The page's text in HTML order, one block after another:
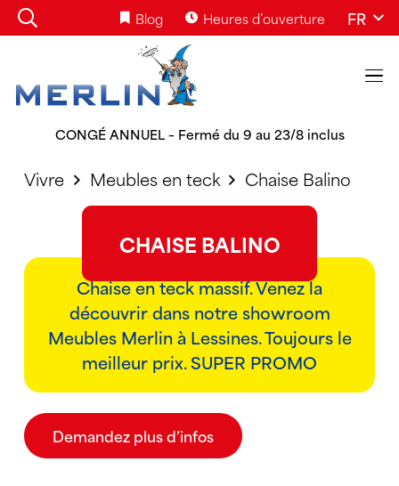
Blog Heures d’ouverture FR
CONGÉ ANNUEL – Fermé du 9 au 23/8 inclus
Vivre Meubles en teck Chaise Balino
CHAISE BALINO
Chaise en teck massif. Venez la
découvrir dans notre showroom
Meubles Merlin à Lessines. Toujours le
meilleur prix. SUPER PROMO
Demandez plus d’infos